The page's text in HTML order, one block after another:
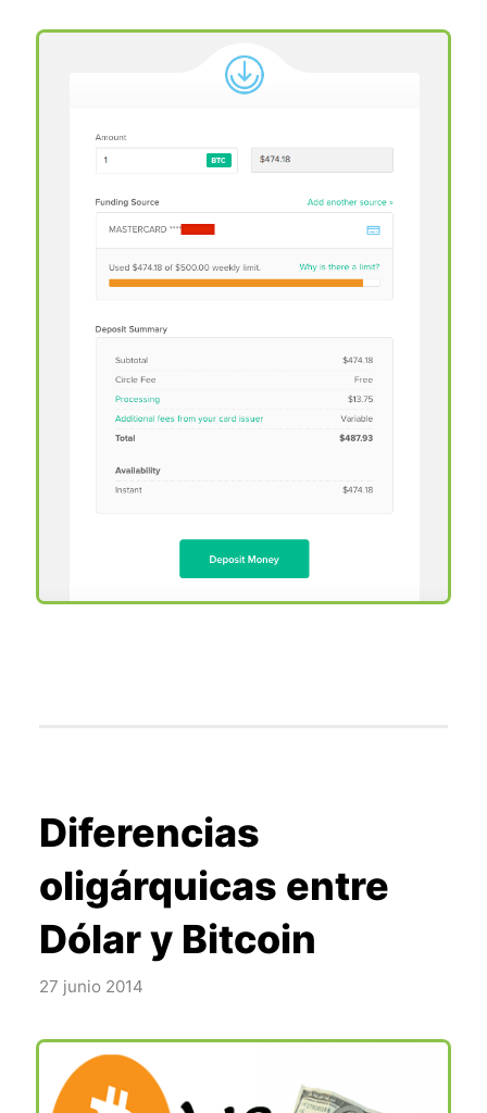
Diferencias
oligárquicas entre
Dólar y Bitcoin
27 junio 2014